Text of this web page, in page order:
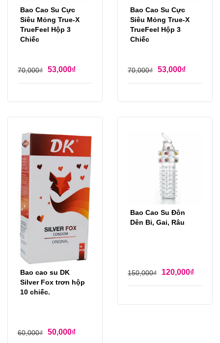
Bao Cao Su Cực
Siêu Mỏng True-X
TrueFeel Hộp 3
Chiếc
70,000₫ 53,000₫
Bao Cao Su Cực
Siêu Mỏng True-X
TrueFeel Hộp 3
Chiếc
70,000₫ 53,000₫
Bao cao su DK
Silver Fox trơn hộp
10 chiếc.
60,000₫ 50,000₫
Bao Cao Su Đôn
Dên Bi, Gai, Râu
150,000₫ 120,000₫